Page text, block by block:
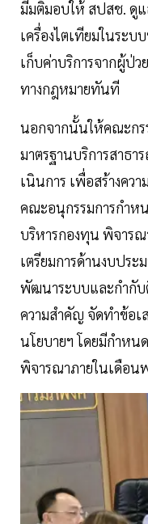
มีมติมอบให้ สปสช. ดู
เครื่องไตเทียมในระ
เก็บค่าบริการจากผู้ป่
ทางกฎหมายทันที
นอกจากนั้นให้คณะก
มาตรฐานบริการสาธ
เนินการ เพื่อสร้างคว
คณะอนุกรรมการกําห
บริหารกองทุน พิจาร
เตรียมการด้านงบปร
พัฒนาระบบและกํากับ
ความสําคัญ จัดทําข้อเ
นโยบายฯ โดยมีกำหน
พิจารณาภายในเดือน